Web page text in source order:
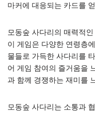
마커에 대응되는 카드를
모동숲 사다리의 매력적
이 게임은 다양한 연령층
물들로 가득한 사다리를
어 게임 참여의 즐거움을
과 함께 경쟁하는 재미를
모동숲 사다리는 소통과